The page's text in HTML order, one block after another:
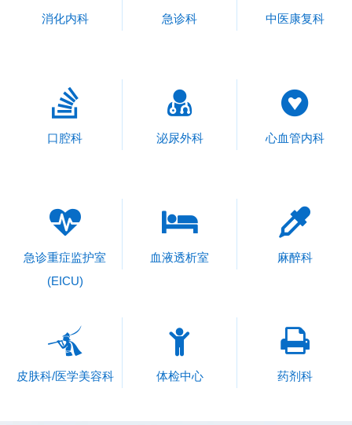
消化内科 急诊科 中医康复科
口腔科 泌尿外科 心血管内科
急诊重症监护室
(EICU)
血液透析室 麻醉科
皮肤科/医学美容科 体检中心 药剂科